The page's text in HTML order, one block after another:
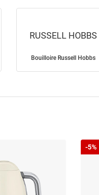
RUSSELL HOBBS
Bouilloire Russell Hobbs
-5%